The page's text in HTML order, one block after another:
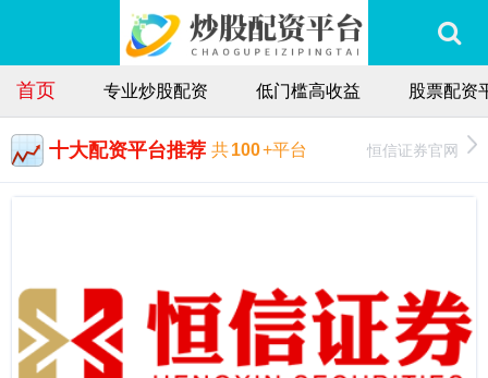
首页 专业炒股配资 低门槛高收益 股票配资
十大配资平台推荐 共100+平台 恒信证券官网